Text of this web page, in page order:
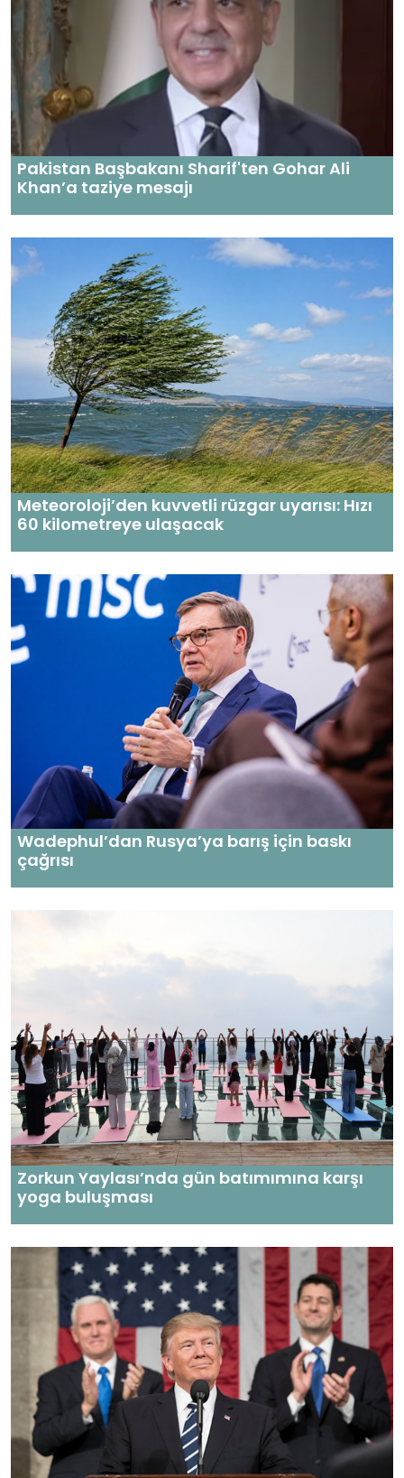
Pakistan Başbakanı Sharif'ten Gohar Ali
Khan’a taziye mesajı
Meteoroloji’den kuvvetli rüzgar uyarısı: Hızı
60 kilometreye ulaşacak
Wadephul’dan Rusya’ya barış için baskı
çağrısı
Zorkun Yaylası’nda gün batımımına karşı
yoga buluşması